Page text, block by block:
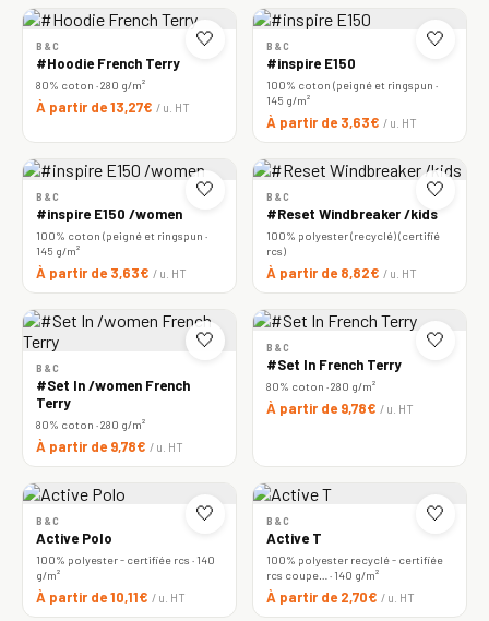
🤍
B&C
#Hoodie French Terry
80% coton · 280 g/m²
À partir de 13,27€ / u. HT
🤍
B&C
#inspire E150
100% coton (peigné et ringspun ·
145 g/m²
À partir de 3,63€ / u. HT
🤍
B&C
#inspire E150 /women
100% coton (peigné et ringspun ·
145 g/m²
À partir de 3,63€ / u. HT
🤍
B&C
#Reset Windbreaker /kids
100% polyester (recyclé) (certifié
rcs)
À partir de 8,82€ / u. HT
🤍
B&C
#Set In /women French
Terry
80% coton · 280 g/m²
À partir de 9,78€ / u. HT
🤍
B&C
#Set In French Terry
80% coton · 280 g/m²
À partir de 9,78€ / u. HT
🤍
B&C
Active Polo
100% polyester - certifiée rcs · 140
g/m²
À partir de 10,11€ / u. HT
🤍
B&C
Active T
100% polyester recyclé - certifiée
rcs coupe… · 140 g/m²
À partir de 2,70€ / u. HT